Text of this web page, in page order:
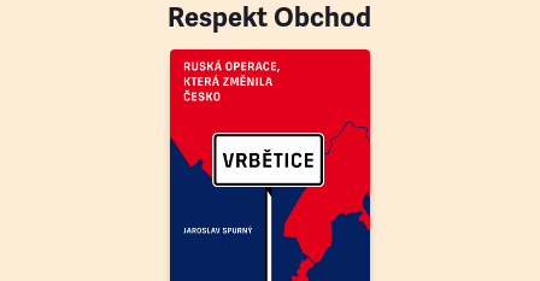
Respekt Obchod